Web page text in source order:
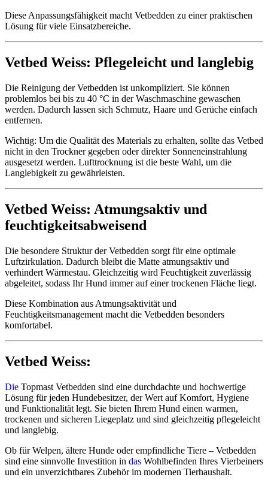
Diese Anpassungsfähigkeit macht Vetbedden zu einer praktischen
Lösung für viele Einsatzbereiche.
Vetbed Weiss: Pflegeleicht und langlebig
Die Reinigung der Vetbedden ist unkompliziert. Sie können
problemlos bei bis zu 40 °C in der Waschmaschine gewaschen
werden. Dadurch lassen sich Schmutz, Haare und Gerüche einfach
entfernen.
Wichtig: Um die Qualität des Materials zu erhalten, sollte das Vetbed
nicht in den Trockner gegeben oder direkter Sonneneinstrahlung
ausgesetzt werden. Lufttrocknung ist die beste Wahl, um die
Langlebigkeit zu gewährleisten.
Vetbed Weiss: Atmungsaktiv und
feuchtigkeitsabweisend
Die besondere Struktur der Vetbedden sorgt für eine optimale
Luftzirkulation. Dadurch bleibt die Matte atmungsaktiv und
verhindert Wärmestau. Gleichzeitig wird Feuchtigkeit zuverlässig
abgeleitet, sodass Ihr Hund immer auf einer trockenen Fläche liegt.
Diese Kombination aus Atmungsaktivität und
Feuchtigkeitsmanagement macht die Vetbedden besonders
komfortabel.
Vetbed Weiss:
Die Topmast Vetbedden sind eine durchdachte und hochwertige
Lösung für jeden Hundebesitzer, der Wert auf Komfort, Hygiene
und Funktionalität legt. Sie bieten Ihrem Hund einen warmen,
trockenen und sicheren Liegeplatz und sind gleichzeitig pflegeleicht
und langlebig.
Ob für Welpen, ältere Hunde oder empfindliche Tiere – Vetbedden
sind eine sinnvolle Investition in das Wohlbefinden Ihres Vierbeiners
und ein unverzichtbares Zubehör im modernen Tierhaushalt.